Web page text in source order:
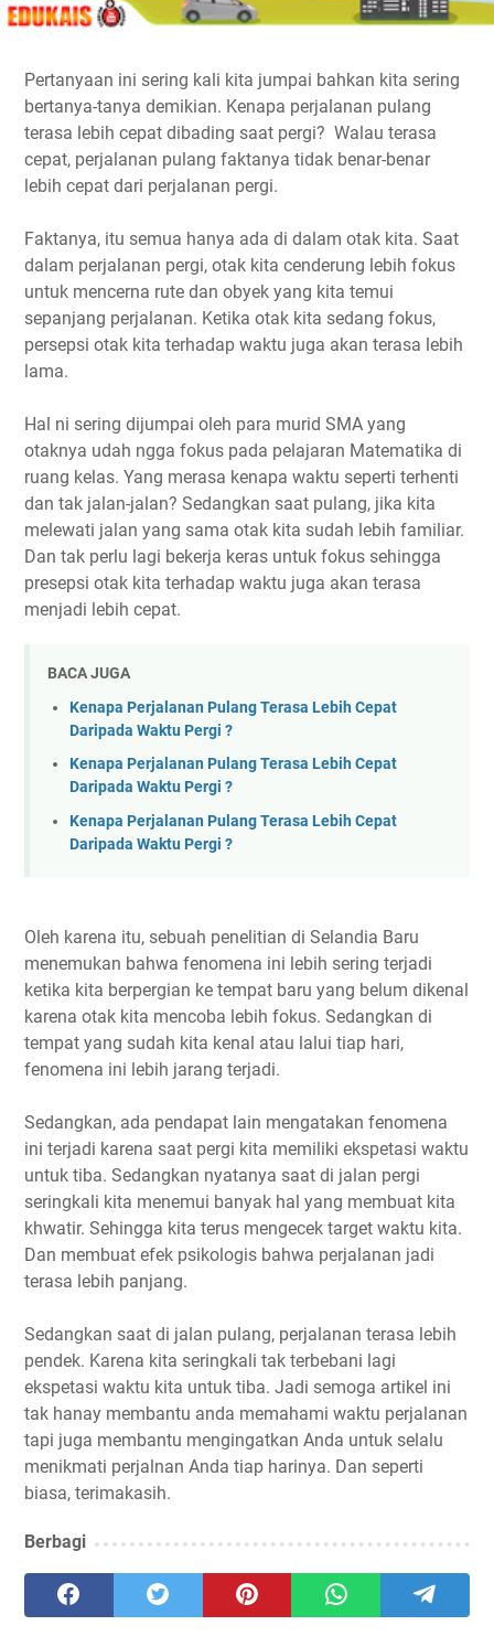
Pertanyaan ini sering kali kita jumpai bahkan kita sering
bertanya-tanya demikian. Kenapa perjalanan pulang
terasa lebih cepat dibading saat pergi? Walau terasa
cepat, perjalanan pulang faktanya tidak benar-benar
lebih cepat dari perjalanan pergi.
Faktanya, itu semua hanya ada di dalam otak kita. Saat
dalam perjalanan pergi, otak kita cenderung lebih fokus
untuk mencerna rute dan obyek yang kita temui
sepanjang perjalanan. Ketika otak kita sedang fokus,
persepsi otak kita terhadap waktu juga akan terasa lebih
lama.
Hal ni sering dijumpai oleh para murid SMA yang
otaknya udah ngga fokus pada pelajaran Matematika di
ruang kelas. Yang merasa kenapa waktu seperti terhenti
dan tak jalan-jalan? Sedangkan saat pulang, jika kita
melewati jalan yang sama otak kita sudah lebih familiar.
Dan tak perlu lagi bekerja keras untuk fokus sehingga
presepsi otak kita terhadap waktu juga akan terasa
menjadi lebih cepat.
BACA JUGA
Kenapa Perjalanan Pulang Terasa Lebih Cepat
Daripada Waktu Pergi ?
Kenapa Perjalanan Pulang Terasa Lebih Cepat
Daripada Waktu Pergi ?
Kenapa Perjalanan Pulang Terasa Lebih Cepat
Daripada Waktu Pergi ?
Oleh karena itu, sebuah penelitian di Selandia Baru
menemukan bahwa fenomena ini lebih sering terjadi
ketika kita berpergian ke tempat baru yang belum dikenal
karena otak kita mencoba lebih fokus. Sedangkan di
tempat yang sudah kita kenal atau lalui tiap hari,
fenomena ini lebih jarang terjadi.
Sedangkan, ada pendapat lain mengatakan fenomena
ini terjadi karena saat pergi kita memiliki ekspetasi waktu
untuk tiba. Sedangkan nyatanya saat di jalan pergi
seringkali kita menemui banyak hal yang membuat kita
khwatir. Sehingga kita terus mengecek target waktu kita.
Dan membuat efek psikologis bahwa perjalanan jadi
terasa lebih panjang.
Sedangkan saat di jalan pulang, perjalanan terasa lebih
pendek. Karena kita seringkali tak terbebani lagi
ekspetasi waktu kita untuk tiba. Jadi semoga artikel ini
tak hanay membantu anda memahami waktu perjalanan
tapi juga membantu mengingatkan Anda untuk selalu
menikmati perjalnan Anda tiap harinya. Dan seperti
biasa, terimakasih.
Berbagi